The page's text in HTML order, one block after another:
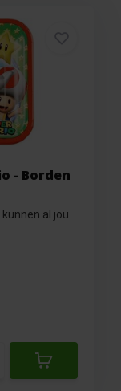
- Borden
al jou